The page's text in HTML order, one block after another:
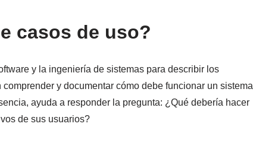
casos de uso?
y la ingeniería de sistemas para describir los
y documentar cómo debe funcionar un sistema
ayuda a responder la pregunta: ¿Qué debería hacer
de sus usuarios?